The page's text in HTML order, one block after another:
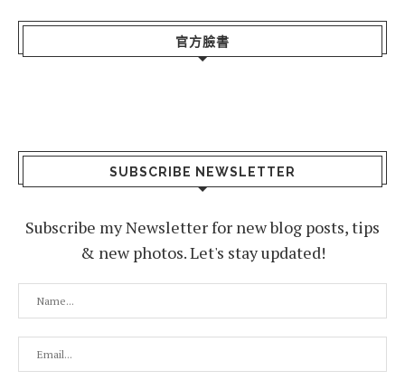
官方臉書
SUBSCRIBE NEWSLETTER
Subscribe my Newsletter for new blog posts, tips
& new photos. Let's stay updated!